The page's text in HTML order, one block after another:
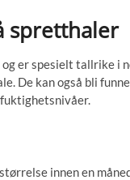
spretthaler
er spesielt tallrike i
De kan også bli
innen en